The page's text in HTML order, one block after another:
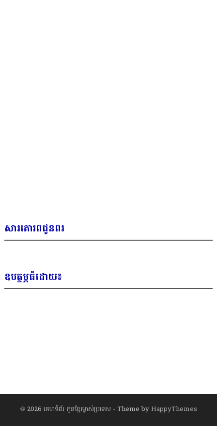
សារគោរពជូនពរ
ឧបត្ថម្ភធំដោយ៖
© 2026 គេហទំព័រ កូនខ្មែរម្ចាស់ប្រទេស- Theme by HappyThemes